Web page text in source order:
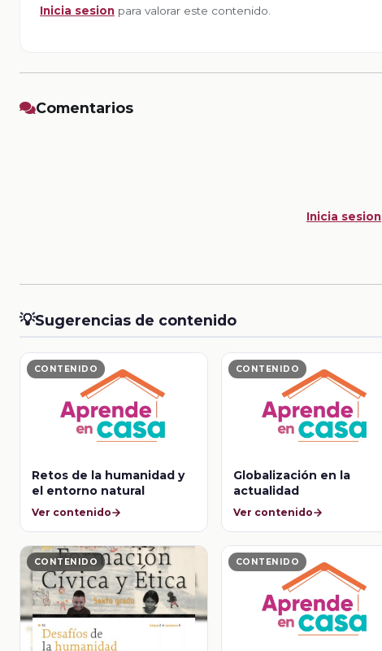
Inicia sesion para valorar este contenido.
Comentarios
Inicia sesion
💡Sugerencias de contenido
CONTENIDO
Retos de la humanidad y
el entorno natural
Ver contenido
CONTENIDO
Globalización en la
actualidad
Ver contenido
CONTENIDO CONTENIDO